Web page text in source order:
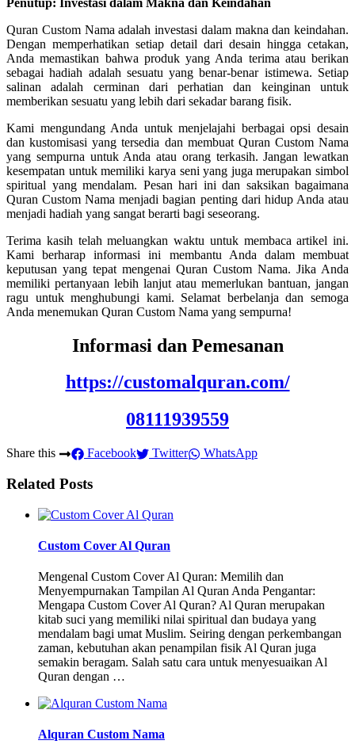
Quran Custom Nama adalah investasi dalam makna dan keindahan.
Dengan memperhatikan setiap detail dari desain hingga cetakan,
Anda memastikan bahwa produk yang Anda terima atau berikan
sebagai hadiah adalah sesuatu yang benar-benar istimewa. Setiap
salinan adalah cerminan dari perhatian dan keinginan untuk
memberikan sesuatu yang lebih dari sekadar barang fisik.
Kami mengundang Anda untuk menjelajahi berbagai opsi desain
dan kustomisasi yang tersedia dan membuat Quran Custom Nama
yang sempurna untuk Anda atau orang terkasih. Jangan lewatkan
kesempatan untuk memiliki karya seni yang juga merupakan simbol
spiritual yang mendalam. Pesan hari ini dan saksikan bagaimana
Quran Custom Nama menjadi bagian penting dari hidup Anda atau
menjadi hadiah yang sangat berarti bagi seseorang.
Terima kasih telah meluangkan waktu untuk membaca artikel ini.
Kami berharap informasi ini membantu Anda dalam membuat
keputusan yang tepat mengenai Quran Custom Nama. Jika Anda
memiliki pertanyaan lebih lanjut atau memerlukan bantuan, jangan
ragu untuk menghubungi kami. Selamat berbelanja dan semoga
Anda menemukan Quran Custom Nama yang sempurna!
Informasi dan Pemesanan
https://customalquran.com/
08111939559
Share this Facebook Twitter WhatsApp
Related Posts
Custom Cover Al Quran
Mengenal Custom Cover Al Quran: Memilih dan
Menyempurnakan Tampilan Al Quran Anda Pengantar:
Mengapa Custom Cover Al Quran? Al Quran merupakan
kitab suci yang memiliki nilai spiritual dan budaya yang
mendalam bagi umat Muslim. Seiring dengan perkembangan
zaman, kebutuhan akan penampilan fisik Al Quran juga
semakin beragam. Salah satu cara untuk menyesuaikan Al
Quran dengan …
Alquran Custom Nama